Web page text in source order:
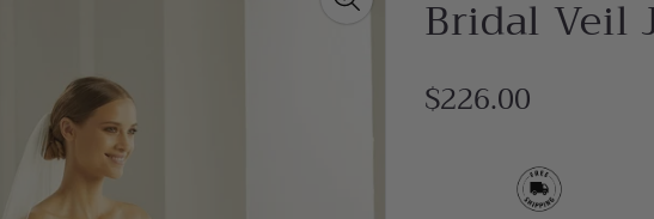
Bridal Veil
R
$226.00